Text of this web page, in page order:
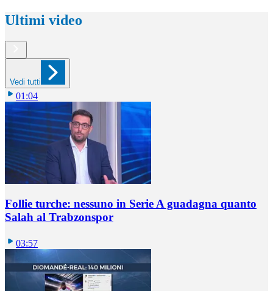
Ultimi video
Vedi tutti
01:04
Follie turche: nessuno in Serie A guadagna quanto
Salah al Trabzonspor
03:57